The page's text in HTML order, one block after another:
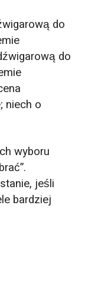
do
do
niech o
wyboru
jeśli
bardziej